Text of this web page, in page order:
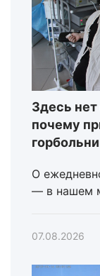
Здесь
почему
О
— в нашем
07.08.2026